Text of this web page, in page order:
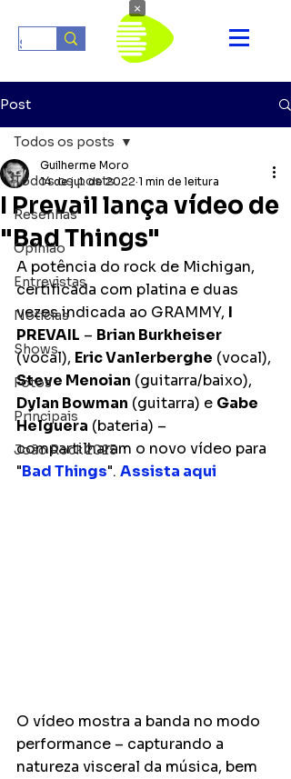
Post
Todos os posts
Resenhas
Opinião
Entrevistas
Notícias
Shows
Fotos
Principais
João Rock 2025
Todos os posts
I Prevail lança vídeo de
"Bad Things"
Guilherme Moro
14 de jul. de 2022 1 min de leitura
A potência do rock de Michigan,
certificada com platina e duas
vezes indicada ao GRAMMY, I
PREVAIL – Brian Burkheiser
(vocal), Eric Vanlerberghe (vocal),
Steve Menoian (guitarra/baixo),
Dylan Bowman (guitarra) e Gabe
Helguera (bateria) –
compartilharam o novo vídeo para
"Bad Things". Assista aqui
O vídeo mostra a banda no modo
performance – capturando a
natureza visceral da música, bem
×